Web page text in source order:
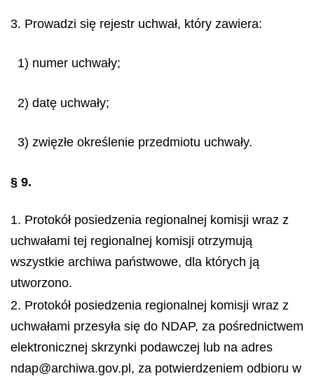
3. Prowadzi się rejestr uchwał, który zawiera:
1) numer uchwały;
2) datę uchwały;
3) zwięzłe określenie przedmiotu uchwały.
§ 9.
1. Protokół posiedzenia regionalnej komisji wraz z
uchwałami tej regionalnej komisji otrzymują
wszystkie archiwa państwowe, dla których ją
utworzono.
2. Protokół posiedzenia regionalnej komisji wraz z
uchwałami przesyła się do NDAP, za pośrednictwem
elektronicznej skrzynki podawczej lub na adres
ndap@archiwa.gov.pl, za potwierdzeniem odbioru w